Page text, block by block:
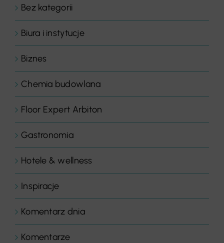
Bez kategorii
Biura i instytucje
Biznes
Chemia budowlana
Floor Expert Arbiton
Gastronomia
Hotele & wellness
Inspiracje
Komentarz dnia
Komentarze